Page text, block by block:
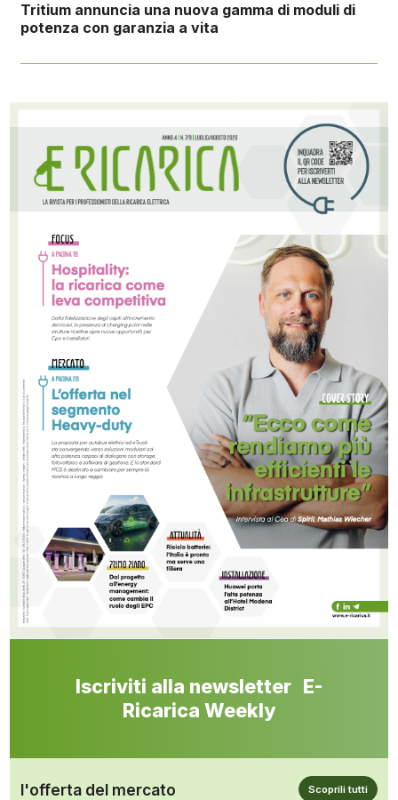
Tritium annuncia una nuova gamma di moduli di
potenza con garanzia a vita
Iscriviti alla newsletter E-
Ricarica Weekly
l'offerta del mercato Scoprili tutti